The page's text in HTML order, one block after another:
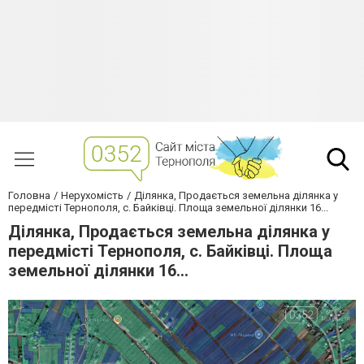
Головна Нерухомість
Ділянка, Продається земельна ділянка у
передмісті Тернополя, с. Байківці. Площа земельної ділянки 16...
Ділянка, Продається земельна ділянка у
передмісті Тернополя, с. Байківці. Площа
земельної ділянки 16...